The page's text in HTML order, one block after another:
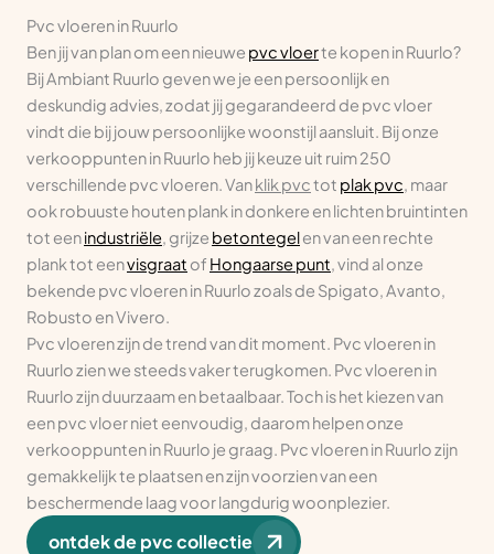
Pvc vloeren in Ruurlo
Ben jij van plan om een nieuwe pvc vloerte kopen in Ruurlo?
Bij Ambiant Ruurlo geven we je een persoonlijk en
deskundig advies, zodat jij gegarandeerd de pvc vloer
vindt die bij jouw persoonlijke woonstijl aansluit. Bij onze
verkooppunten in Ruurlo heb jij keuze uit ruim 250
verschillende pvc vloeren. Vanklik pvctot plak pvc, maar
ook robuuste houten plank in donkere en lichten bruintinten
tot eenindustriële, grijze betontegelen van een rechte
plank tot eenvisgraat of Hongaarse punt, vind al onze
bekende pvc vloeren in Ruurlo zoals de Spigato, Avanto,
Robusto en Vivero.
Pvc vloeren zijn de trend van dit moment. Pvc vloeren in
Ruurlo zien we steeds vaker terugkomen. Pvc vloeren in
Ruurlo zijn duurzaam en betaalbaar. Toch is het kiezen van
een pvc vloer niet eenvoudig, daarom helpen onze
verkooppunten in Ruurlo je graag. Pvc vloeren in Ruurlo zijn
gemakkelijk te plaatsen en zijn voorzien van een
beschermende laag voor langdurig woonplezier.
ontdek de pvc collectie